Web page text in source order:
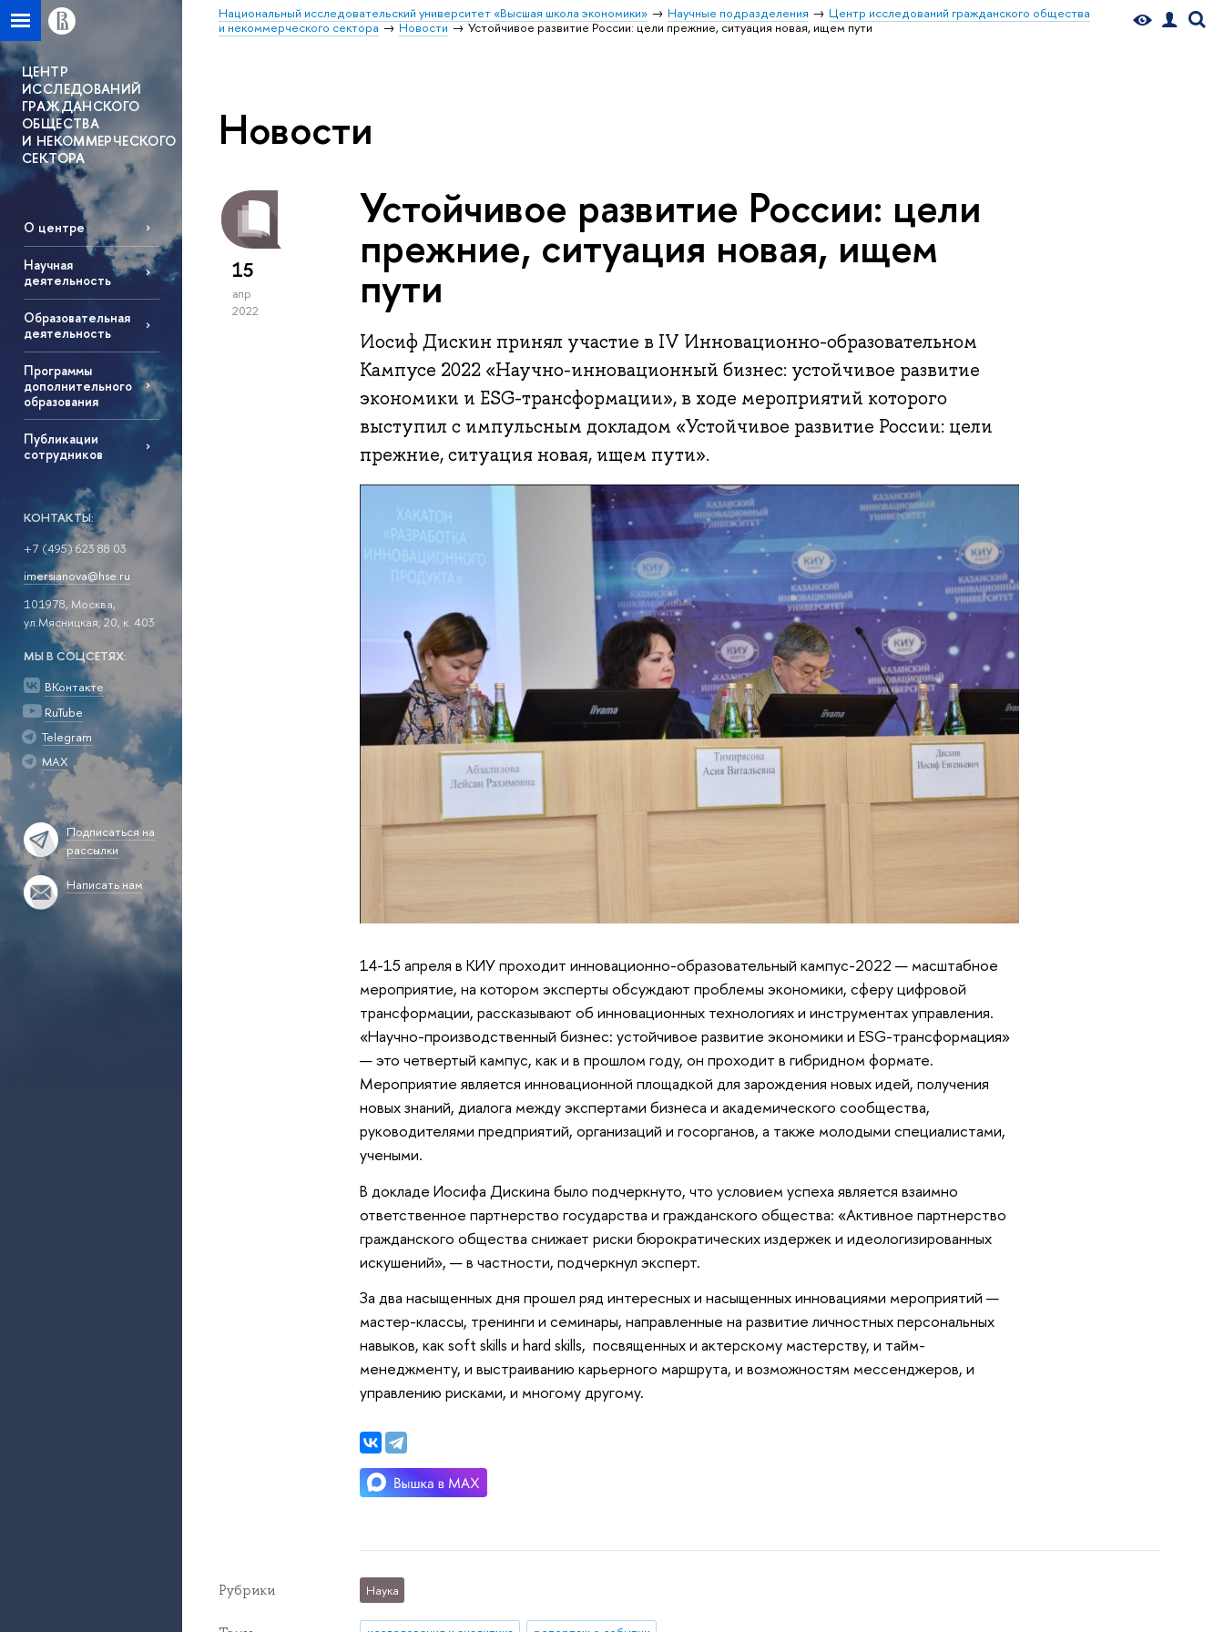
Национальный исследовательский университет «Высшая школа экономики» Научные подразделения
Центр исследований гражданского общества
и некоммерческого сектора
Новости Устойчивое развитие России: цели прежние, ситуация новая, ищем пути
ЦЕНТР
ИССЛЕДОВАНИЙ
ГРАЖДАНСКОГО
ОБЩЕСТВА
И НЕКОММЕРЧЕСКОГО
СЕКТОРА
О центре
Научная
деятельность
Образовательная
деятельность
Программы
дополнительного
образования
Публикации
сотрудников
КОНТАКТЫ:
+7 (495) 623 88 03
imersianova@hse.ru
101978, Москва,
ул.Мясницкая, 20, к. 403
МЫ В СОЦСЕТЯХ:
ВКонтакте
RuTube
Telegram
MAX
Подписаться на
рассылки
Написать нам
Новости
15
апр
2022
Устойчивое развитие России: цели
прежние, ситуация новая, ищем
пути
Иосиф Дискин принял участие в IV Инновационно-образовательном
Кампусе 2022 «Научно-инновационный бизнес: устойчивое развитие
экономики и ESG-трансформации», в ходе мероприятий которого
выступил с импульсным докладом «Устойчивое развитие России: цели
прежние, ситуация новая, ищем пути».
14-15 апреля в КИУ проходит инновационно-образовательный кампус-2022 — масштабное
мероприятие, на котором эксперты обсуждают проблемы экономики, сферу цифровой
трансформации, рассказывают об инновационных технологиях и инструментах управления.
«Научно-производственный бизнес: устойчивое развитие экономики и ESG-трансформация»
— это четвертый кампус, как и в прошлом году, он проходит в гибридном формате.
Мероприятие является инновационной площадкой для зарождения новых идей, получения
новых знаний, диалога между экспертами бизнеса и академического сообщества,
руководителями предприятий, организаций и госорганов, а также молодыми специалистами,
учеными.
В докладе Иосифа Дискина было подчеркнуто, что условием успеха является взаимно
ответственное партнерство государства и гражданского общества: «Активное партнерство
гражданского общества снижает риски бюрократических издержек и идеологизированных
искушений», — в частности, подчеркнул эксперт.
За два насыщенных дня прошел ряд интересных и насыщенных инновациями мероприятий —
мастер-классы, тренинги и семинары, направленные на развитие личностных персональных
навыков, как soft skills и hard skills, посвященных и актерскому мастерству, и тайм-
менеджменту, и выстраиванию карьерного маршрута, и возможностям мессенджеров, и
управлению рисками, и многому другому.
Рубрики Наука